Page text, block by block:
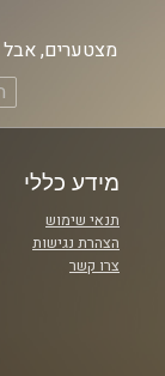
מצטערים, אבל
מידע כללי
תנאי שימוש
הצהרת נגישות
צרו קשר